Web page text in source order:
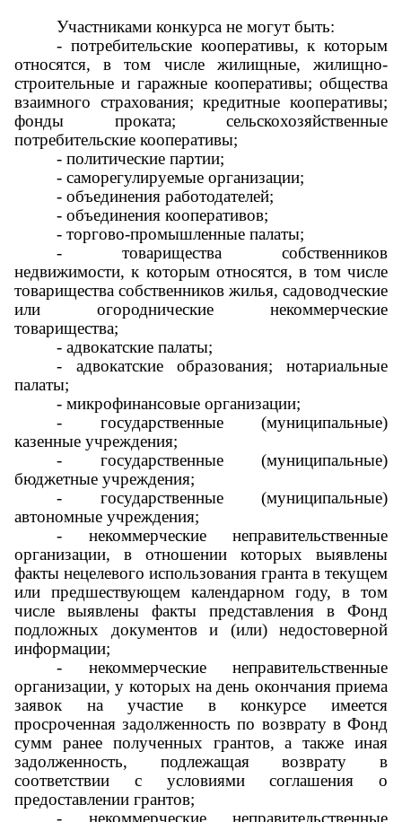
Участниками конкурса не могут быть:
- потребительские кооперативы, к которым
относятся, в том числе жилищные, жилищно-
строительные и гаражные кооперативы; общества
взаимного страхования; кредитные кооперативы;
фонды проката; сельскохозяйственные
потребительские кооперативы;
- политические партии;
- саморегулируемые организации;
- объединения работодателей;
- объединения кооперативов;
- торгово-промышленные палаты;
- товарищества собственников
недвижимости, к которым относятся, в том числе
товарищества собственников жилья, садоводческие
или огороднические некоммерческие
товарищества;
- адвокатские палаты;
- адвокатские образования; нотариальные
палаты;
- микрофинансовые организации;
- государственные (муниципальные)
казенные учреждения;
- государственные (муниципальные)
бюджетные учреждения;
- государственные (муниципальные)
автономные учреждения;
- некоммерческие неправительственные
организации, в отношении которых выявлены
факты нецелевого использования гранта в текущем
или предшествующем календарном году, в том
числе выявлены факты представления в Фонд
подложных документов и (или) недостоверной
информации;
- некоммерческие неправительственные
организации, у которых на день окончания приема
заявок на участие в конкурсе имеется
просроченная задолженность по возврату в Фонд
сумм ранее полученных грантов, а также иная
задолженность, подлежащая возврату в
соответствии с условиями соглашения о
предоставлении грантов;
- некоммерческие неправительственные